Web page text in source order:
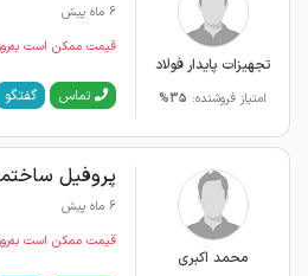
تجهیزات پایدار فولاد
امتیاز فروشنده: 35%
6 ماه پیش
قیمت ممکن است
تماس گفتگو
محمد اکبری
پروفیل
6 ماه پیش
قیمت ممکن است